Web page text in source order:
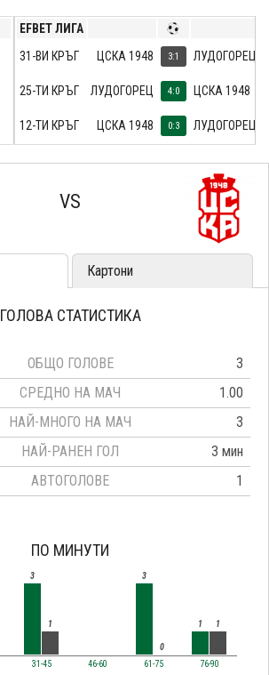
EFBET ЛИГА
31-ВИ КРЪГ
ЦСКА 1948 3:1 ЛУДОГОРЕЦ
25-ТИ КРЪГ ЛУДОГОРЕЦ 4:0 ЦСКА 1948
12-ТИ КРЪГ ЦСКА 1948 0:3 ЛУДОГОРЕЦ
VS
Картони
ГОЛОВА СТАТИСТИКА
ОБЩО ГОЛОВЕ
3
СРЕДНО НА МАЧ
1.00
НАЙ-МНОГО НА МАЧ
3
НАЙ-РАНЕН ГОЛ
3 мин
АВТОГОЛОВЕ 1
ПО МИНУТИ
3
1
31-45 46-60
3
0
61-75
1 1
76-90